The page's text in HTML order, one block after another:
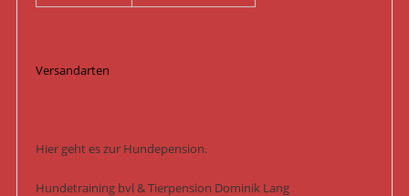
Versandarten
Hier geht es zur Hundepension.
Hundetraining bvl & Tierpension Dominik Lang